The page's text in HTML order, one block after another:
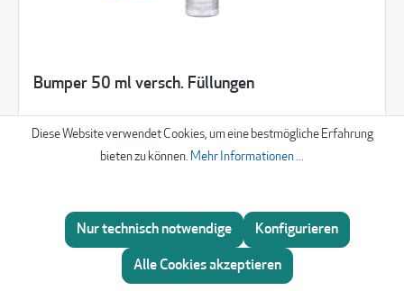
Bumper 50 ml versch. Füllungen
Beratung
Diese Website verwendet Cookies, um eine bestmögliche Erfahrung
bieten zu können. Mehr Informationen ...
Nur technisch notwendige Konfigurieren
Alle Cookies akzeptieren